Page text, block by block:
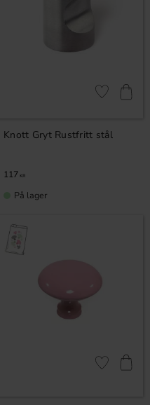
Knott Gryt Rustfritt stål
117 KR
Lagre som
På lager
Lagre som